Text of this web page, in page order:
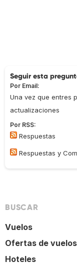
Seguir esta
Por Email:
Una vez que entres
actualizaciones
Por RSS:
Respuestas
Respuestas y
BUSCAR
Vuelos
Ofertas de vuelos
Hoteles